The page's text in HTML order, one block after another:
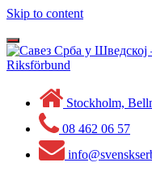
Skip to content
Toggle
navigation
Stockholm,
08 462 06 57